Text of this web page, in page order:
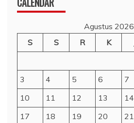
Agustus 2026
S
S R K
3
4 5 6 7
10
11 12 13 14
17
18 19 20 21